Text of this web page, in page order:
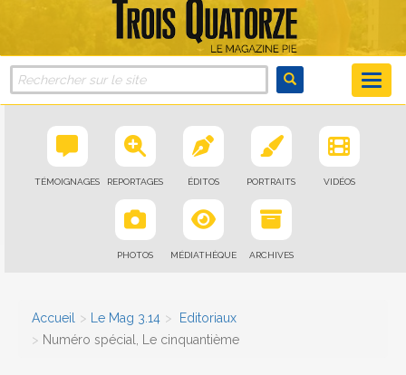
TÉMOIGNAGES REPORTAGES ÉDITOS PORTRAITS VIDÉOS
PHOTOS MÉDIATHÈQUE ARCHIVES
Accueil Le Mag 3.14
Editoriaux
Numéro spécial, Le cinquantième